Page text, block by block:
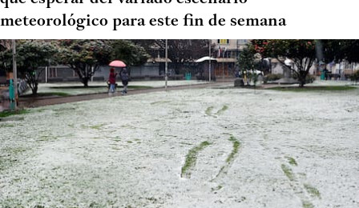
meteorológico para este fin de semana